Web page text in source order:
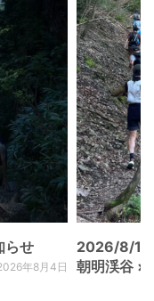
らせ
年8月4日
2026/8/
朝明渓谷 ×